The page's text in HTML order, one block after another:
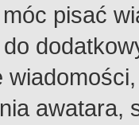
pisać